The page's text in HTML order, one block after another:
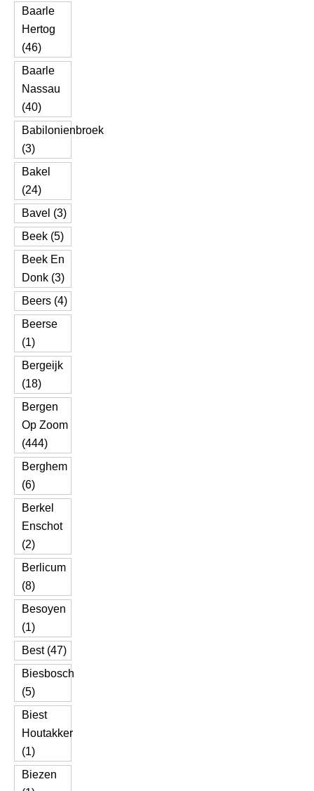
Baarle
Hertog
(46)
Baarle
Nassau
(40)
Babilonienbroek
(3)
Bakel
(24)
Bavel (3)
Beek (5)
Beek En
Donk (3)
Beers (4)
Beerse
(1)
Bergeijk
(18)
Bergen
Op Zoom
(444)
Berghem
(6)
Berkel
Enschot
(2)
Berlicum
(8)
Besoyen
(1)
Best (47)
Biesbosch
(5)
Biest
Houtakker
(1)
Biezen